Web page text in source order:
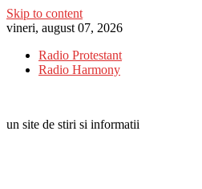
Skip to content
vineri, august 07, 2026
Radio Protestant
Radio Harmony
un site de stiri si informatii